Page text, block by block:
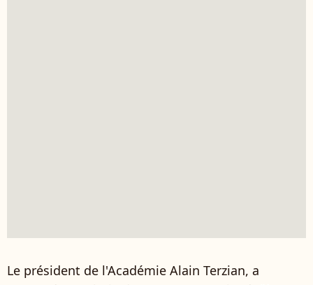
Le président de l'Académie Alain Terzian, a